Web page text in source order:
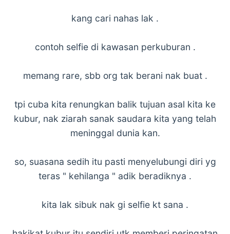
kang cari nahas lak .
contoh selfie di kawasan perkuburan .
memang rare, sbb org tak berani nak buat .
tpi cuba kita renungkan balik tujuan asal kita ke
kubur, nak ziarah sanak saudara kita yang telah
meninggal dunia kan.
so, suasana sedih itu pasti menyelubungi diri yg
teras " kehilanga " adik beradiknya .
kita lak sibuk nak gi selfie kt sana .